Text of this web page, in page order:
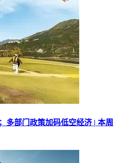
多部门政策加码低空经济 | 本周